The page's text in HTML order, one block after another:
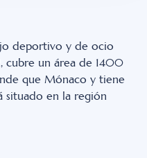
deportivo y de ocio
cubre un área de 1400
que Mónaco y tiene
situado en la región